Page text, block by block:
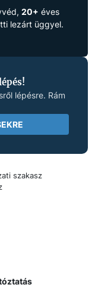
20+ éves
lezárt üggyel.
lépésre. Rám
szakasz